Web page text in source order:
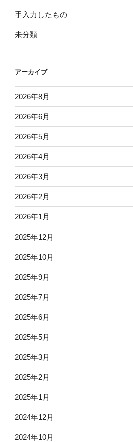
手入力したもの
未分類
アーカイブ
2026年8月
2026年6月
2026年5月
2026年4月
2026年3月
2026年2月
2026年1月
2025年12月
2025年10月
2025年9月
2025年7月
2025年6月
2025年5月
2025年3月
2025年2月
2025年1月
2024年12月
2024年10月